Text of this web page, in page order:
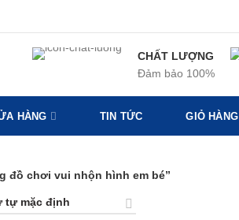
CHẤT LƯỢNG
Đảm bảo 100%
HÀNG TIN TỨC GIỎ HÀNG
đồ chơi vui nhộn hình em bé”